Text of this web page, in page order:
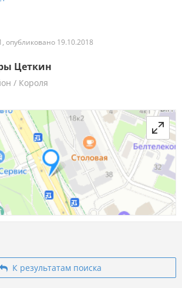
опубликовано 19.10.2018
Цеткин
/ Короля
К результатам поиска